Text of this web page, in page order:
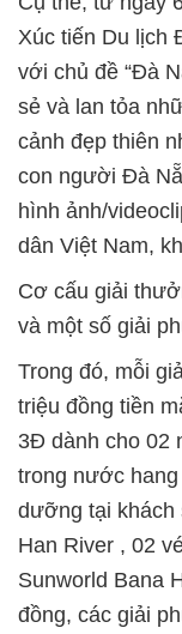
Xúc tiến Du lịch
với chủ đề “Đà
sẻ và lan tỏa
cảnh đẹp thiên
con người Đà
hình ảnh/
dân Việt Nam,
Cơ cấu giải
và một số giải
Trong đó, mỗi
triệu đồng tiền
3Đ dành cho 02
trong nước
dưỡng tại khách
Han River , 02
Sunworld Bana
đồng, các giải